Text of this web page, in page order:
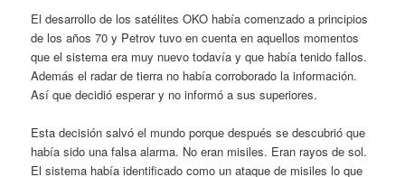
El desarrollo de los satélites OKO había comenzado a principios
de los años 70 y Petrov tuvo en cuenta en aquellos momentos
que el sistema era muy nuevo todavía y que había tenido fallos.
Además el radar de tierra no había corroborado la información.
Así que decidió esperar y no informó a sus superiores.
Esta decisión salvó el mundo porque después se descubrió que
había sido una falsa alarma. No eran misiles. Eran rayos de sol.
El sistema había identificado como un ataque de misiles lo que